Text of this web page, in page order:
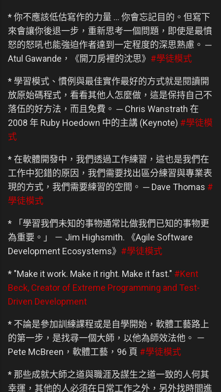
* 你不應該低估寫作的力量 … 你會忘記目的。但寫下
來會讓你後退一步，重新思考一個問題，即使是最憤
怒的怒吼也能強迫作者達到一定程度的深思熟慮。 ─
Atul Gawande，《開刀房裡的沈思》 #學徒模式
* 學習模式、慣例與最佳實作最好的方式就是閱讀開
放原始碼程式，看看其他人怎麼做，這是保持自己不
落伍的好方法，而且免費。 ─ Chris Wanstrath 在
2008 年 Ruby Hoedown 中的主講 (Keynote) #學徒模
式
* 在軟體開發中，我們透過工作練習，這也是我們在
工作中犯錯的原因，我們需要找出區分練習與專業表
現的方式，我們需要練習的空間。 ─ Dave Thomas #
學徒模式
* 「學習我們未知的事物通常比做我們已知的事物更
為重要。」 － Jim Highsmith. 《Agile Software
Development Ecosystems》 #學徒模式
* "Make it work. Make it right. Make it fast." #Kent
Beck, Creator of Extreme Programming and Test-
Driven Development
* 不論是參加訓練課程或是自學開始，軟體工藝路上
的第一步，是找尋一個大師，以他為師效法他。 －
Pete McBreen，軟體工藝，96 頁 #學徒模式
* 那些成就大師之道與職涯及謀生之道一致的人何其
幸運，其他的人必須在日常工作之外，另外找時間進